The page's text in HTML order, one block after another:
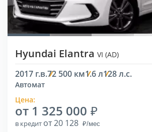
Hyundai Elantra VI (AD)
2017 г.в.72 500 км1.6 л128 л.с.
Автомат
Цена:
от 1 325 000
в кредит от 20 128